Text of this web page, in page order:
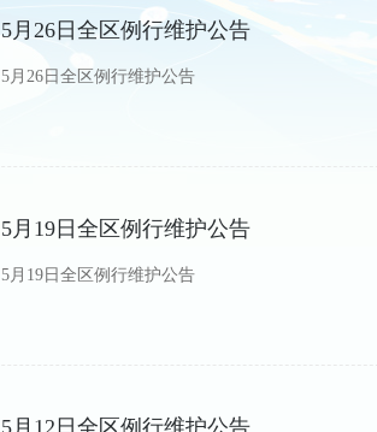
5月26日全区例行维护公告
5月26日全区例行维护公告
5月19日全区例行维护公告
5月19日全区例行维护公告
5月12日全区例行维护公告